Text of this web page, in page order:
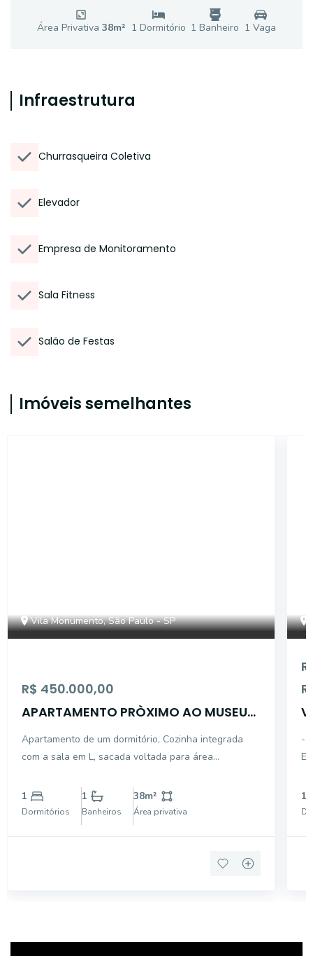
Área Privativa 38m² 1 Dormitório 1 Banheiro 1 Vaga
Infraestrutura
Churrasqueira Coletiva
Elevador
Empresa de Monitoramento
Sala Fitness
Salão de Festas
Imóveis semelhantes
Vila Monumento, São Paulo - SP
R$ 450.000,00
APARTAMENTO PRÒXIMO AO MUSEU
Apartamento de um dormitório, Cozinha integrada
com a sala em L, sacada voltada para área
porcelanato
1
Dormitórios
1
Banheiros
38m²
Área privativa
-
1